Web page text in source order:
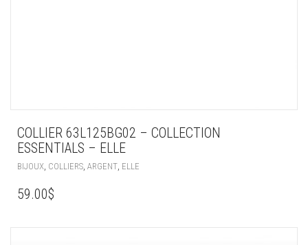
COLLIER 63L125BG02 – COLLECTION
ESSENTIALS – ELLE
BIJOUX, COLLIERS, ARGENT, ELLE
59.00$